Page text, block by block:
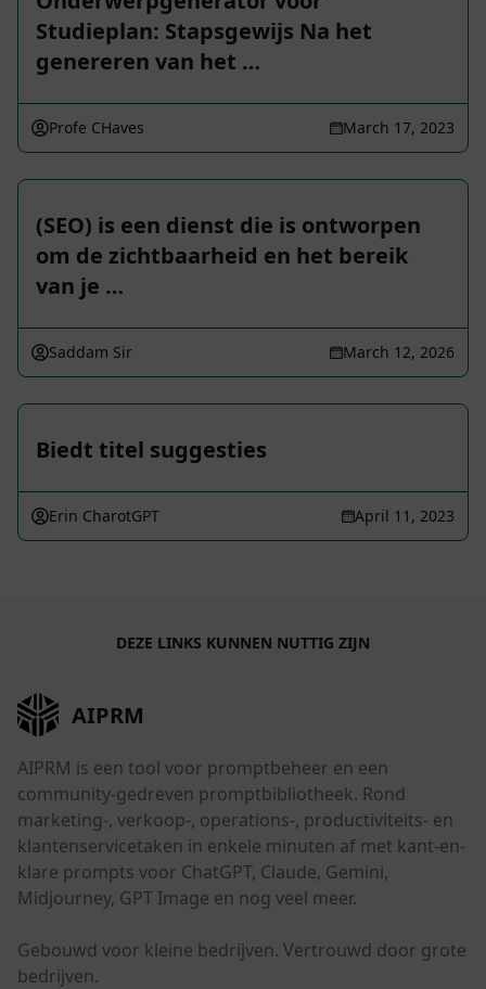
Studieplan: Stapsgewijs Na het
genereren van het …
Profe CHaves March 17, 2023
(SEO) is een dienst die is ontworpen
om de zichtbaarheid en het bereik
van je …
Saddam Sir March 12, 2026
Biedt titel suggesties
Erin CharotGPT April 11, 2023
DEZE LINKS KUNNEN NUTTIG ZIJN
AIPRM
AIPRM is een tool voor promptbeheer en een
community-gedreven promptbibliotheek. Rond
marketing-, verkoop-, operations-, productiviteits- en
klantenservicetaken in enkele minuten af met kant-en-
klare prompts voor ChatGPT, Claude, Gemini,
Midjourney, GPT Image en nog veel meer.
Gebouwd voor kleine bedrijven. Vertrouwd door grote
bedrijven.